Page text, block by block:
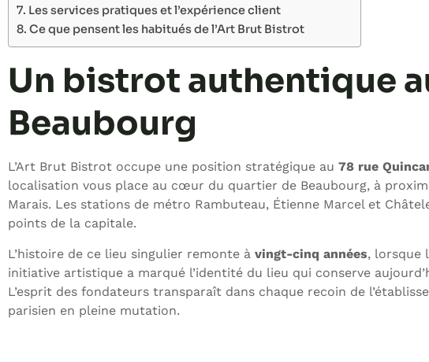
Les services pratiques et l’expérience client
Ce que pensent les habitués de l’Art Brut Bistrot
Un bistrot authentique
Beaubourg
L’Art Brut Bistrot occupe une position stratégique au 78 rue
localisation vous place au cœur du quartier de Beaubourg, à
Marais. Les stations de métro Rambuteau, Étienne Marcel et
points de la capitale.
L’histoire de ce lieu singulier remonte à vingt-cinq années, lorsque
initiative artistique a marqué l’identité du lieu qui conserve
L’esprit des fondateurs transparaît dans chaque recoin de
parisien en pleine mutation.